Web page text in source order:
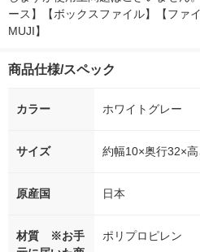
ース】【ボックスファイル】【ファ
MUJI】
商品仕様/スペック
カラー ホワイトグレー
サイズ 約幅10×奥行32×
原産国 日本
材質 ※お手
ポリプロピレン